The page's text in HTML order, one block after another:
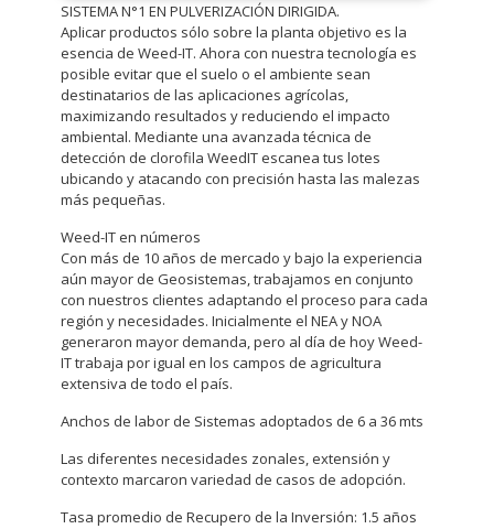
SISTEMA N°1 EN PULVERIZACIÓN DIRIGIDA.
Aplicar productos sólo sobre la planta objetivo es la
esencia de Weed-IT. Ahora con nuestra tecnología es
posible evitar que el suelo o el ambiente sean
destinatarios de las aplicaciones agrícolas,
maximizando resultados y reduciendo el impacto
ambiental. Mediante una avanzada técnica de
detección de clorofila WeedIT escanea tus lotes
ubicando y atacando con precisión hasta las malezas
más pequeñas.
Weed-IT en números
Con más de 10 años de mercado y bajo la experiencia
aún mayor de Geosistemas, trabajamos en conjunto
con nuestros clientes adaptando el proceso para cada
región y necesidades. Inicialmente el NEA y NOA
generaron mayor demanda, pero al día de hoy Weed-
IT trabaja por igual en los campos de agricultura
extensiva de todo el país.
Anchos de labor de Sistemas adoptados de 6 a 36 mts
Las diferentes necesidades zonales, extensión y
contexto marcaron variedad de casos de adopción.
Tasa promedio de Recupero de la Inversión: 1.5 años